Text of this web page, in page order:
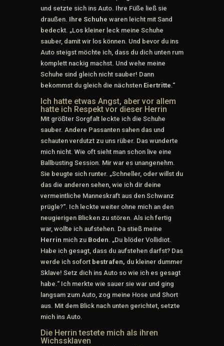
und setzte sich ins Auto. Ihre Füße ließ sie
draußen. Ihre Schuhe waren leicht mit Sand
bedeckt. „Los kleiner leck meine Schuhe
sauber, damit wir los können. Und bevor du ins
Auto steigst möchte ich, dass du dich unten rum
komplett nackig machst. Und wehe meine
Schuhe sind gleich nicht sauber! Dann
bekommst du gleich die nächsten Eiertritte.“
Ich hatte etwas Angst, aber vor allem
hatte ich Respekt vor dieser Herrin
Mit größter Sorgfalt leckte ich die Schuhe
sauber. Andere Passanten sahen das und
schauten verdutzt zu uns rüber. Das wunderte
mich nicht. Wie oft sieht man schon live eine
Ballbusting Session. Mir war es unangenehm.
Sie beugte sich runter. „Schneller, oder willst du
das die anderen sehen, wie ich dir deine
vermeintliche Manneskraft aus den Schwanz
prügle?“. Ich leckte weiter ohne mich an den
neugierigen Blicken zu stören. Als ich fertig
war, wollte ich aufstehen. Da stieß meine
Herrin mich zu Boden. „Du blöder Vollidiot.
Habe ich gesagt, dass du aufstehen darfst? Das
werde ich sofort bestrafen, du kleiner dummer
Sklave! Setz dich ins Auto so wie ich es gesagt
habe.“ Ich merkte wie sauer sie war und ging
langsam zum Auto, zog meine Hose und Short
aus. Mit dem Blick nach unten gerichtet, setzte
mich ins Auto.
Die Herrin testete mich als ihren
Wichssklaven